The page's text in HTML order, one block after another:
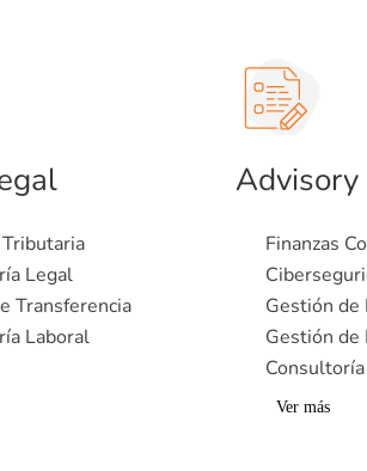
Legal
Transferencia
Laboral
Advisory
Finanzas
Gestión de
Gestión de
Ver más